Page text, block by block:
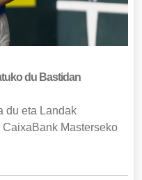
du Bastidan
du eta Landak
Masterseko